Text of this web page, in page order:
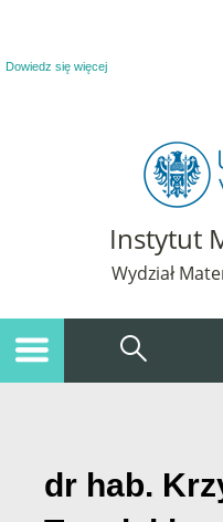
Dowiedz się więcej
Instytut
Wydział
dr hab.